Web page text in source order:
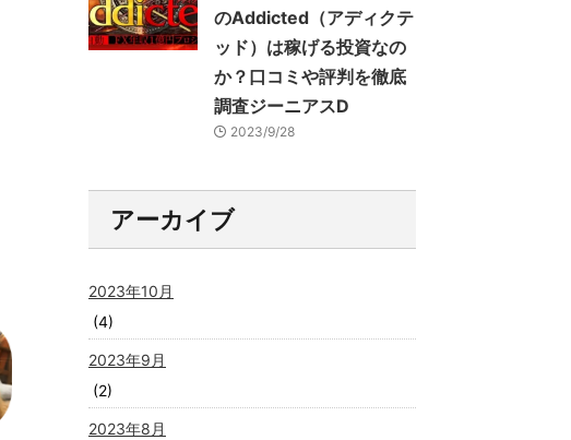
のAddicted（アディクテ
ッド）は稼げる投資なの
か？口コミや評判を徹底
調査ジーニアスD
2023/9/28
アーカイブ
2023年10月
(4)
2023年9月
(2)
2023年8月